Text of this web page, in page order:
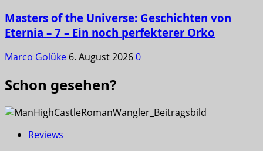
Masters of the Universe: Geschichten von
Eternia – 7 – Ein noch perfekterer Orko
Marco Golüke 6. August 20260
Schon gesehen?
Reviews